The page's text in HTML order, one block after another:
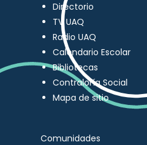
Directorio
TV UAQ
Radio UAQ
Calendario Escolar
Bibliotecas
Contraloría Social
Mapa de sitio
Comunidades